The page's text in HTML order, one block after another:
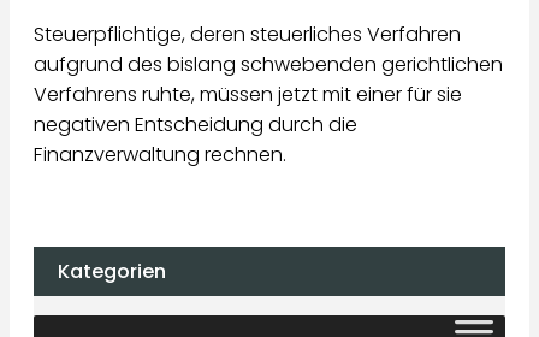
Steuerpflichtige, deren steuerliches Verfahren
aufgrund des bislang schwebenden gerichtlichen
Verfahrens ruhte, müssen jetzt mit einer für sie
negativen Entscheidung durch die
Finanzverwaltung rechnen.
Kategorien